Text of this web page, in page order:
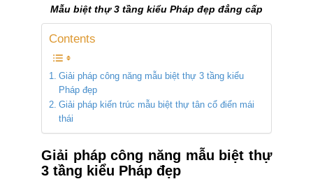
Mẫu biệt thự 3 tầng kiểu Pháp đẹp đẳng cấp
Contents
Giải pháp công năng mẫu biệt thự 3 tầng kiểu
Pháp đẹp
Giải pháp kiến trúc mẫu biệt thự tân cổ điển mái
thái
Giải pháp công năng mẫu biệt thự
3 tầng kiểu Pháp đẹp